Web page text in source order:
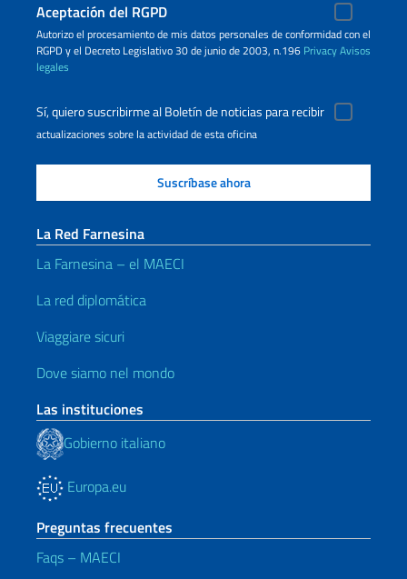
Aceptación del RGPD
Autorizo ​​el procesamiento de mis datos personales de conformidad con el
RGPD y el Decreto Legislativo 30 de junio de 2003, n.196 PrivacyAvisos
legales
Sí, quiero suscribirme al Boletín de noticias para recibir
actualizaciones sobre la actividad de esta oficina
La Red Farnesina
La Farnesina – el MAECI
La red diplomática
Viaggiare sicuri
Dove siamo nel mondo
Las instituciones
Gobierno italiano
Europa.eu
Preguntas frecuentes
Faqs – MAECI